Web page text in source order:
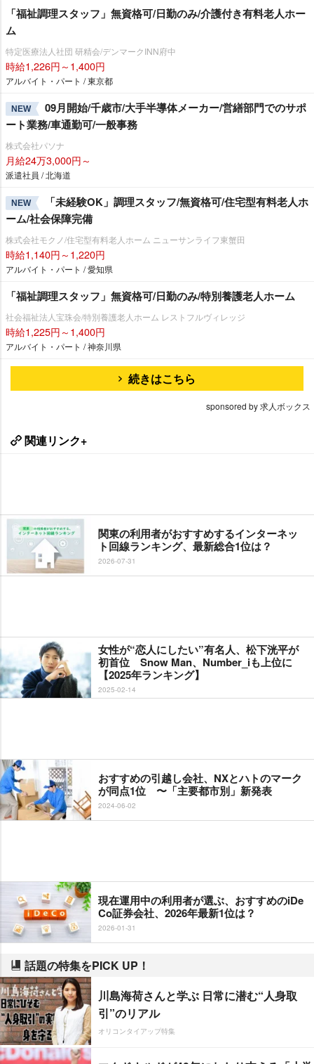
「福祉調理スタッフ」無資格可/日勤のみ/介護付き有料老人ホー
ム
特定医療法人社団 研精会/デンマークINN府中
時給1,226円～1,400円
アルバイト・パート / 東京都
NEW
09月開始/千歳市/大手半導体メーカー/営繕部門でのサポ
ート業務/車通勤可/一般事務
株式会社パソナ
月給24万3,000円～
派遣社員 / 北海道
NEW
「未経験OK」調理スタッフ/無資格可/住宅型有料老人ホ
ーム/社会保障完備
株式会社モクノ/住宅型有料老人ホーム ニューサンライフ東蟹田
時給1,140円～1,220円
アルバイト・パート / 愛知県
「福祉調理スタッフ」無資格可/日勤のみ/特別養護老人ホーム
社会福祉法人宝珠会/特別養護老人ホーム レストフルヴィレッジ
時給1,225円～1,400円
アルバイト・パート / 神奈川県
続きはこちら
sponsored by 求人ボックス
関連リンク+
関東の利用者がおすすめするインターネッ
ト回線ランキング、最新総合1位は？
2026-07-31
女性が“恋人にしたい”有名人、松下洸平が
初首位 Snow Man、Number_iも上位に
【2025年ランキング】
2025-02-14
おすすめの引越し会社、NXとハトのマーク
が同点1位 〜「主要都市別」新発表
2024-06-02
現在運用中の利用者が選ぶ、おすすめのiDe
Co証券会社、2026年最新1位は？
2026-01-31
話題の特集をPICK UP！
川島海荷さんと学ぶ 日常に潜む“人身取
引”のリアル
オリコンタイアップ特集